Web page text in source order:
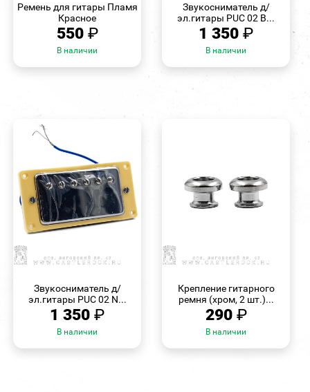
Ремень для гитары Пламя
Красное
550 ₽
В наличии
Звукосниматель д/
эл.гитары PUC 02 B...
1 350 ₽
В наличии
Звукосниматель д/
эл.гитары PUC 02 N...
1 350 ₽
В наличии
Крепление гитарного
ремня (хром, 2 шт.)...
290 ₽
В наличии